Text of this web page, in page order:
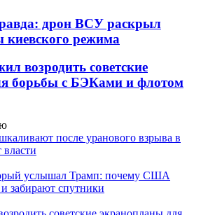
дрон ВСУ раскрыл
режима
возродить советские
борьбы с БЭКами и флотом
после уранового взрыва в
услышал Трамп: почему США
забирают спутники